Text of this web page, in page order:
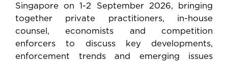
Singapore on 1-2 September 2026, bringing
together private practitioners, in-house
counsel, economists and competition
enforcers to discuss key developments,
enforcement trends and emerging issues